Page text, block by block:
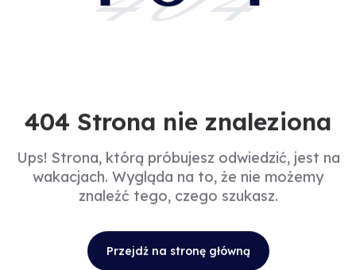
404 Strona nie znaleziona
Ups! Strona, którą próbujesz odwiedzić, jest na
wakacjach. Wygląda na to, że nie możemy
znaleźć tego, czego szukasz.
Przejdź na stronę główną